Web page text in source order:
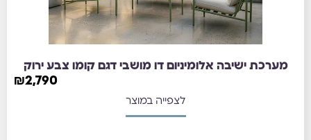
מערכת ישיבה אלומיניום דו מושבי דגם קומו צבע ירוק⁩
₪2,790
לצפייה במוצר